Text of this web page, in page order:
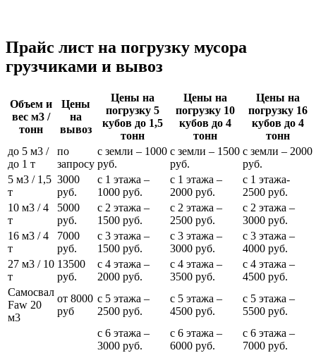
Прайс лист на погрузку мусора
грузчиками и вывоз
Объем и
вес м3 /
тонн
Цены
на
вывоз
Цены на
погрузку 5
кубов до 1,5
тонн
Цены на
погрузку 10
кубов до 4
тонн
Цены на
погрузку 16
кубов до 4
тонн
до 5 м3 /
до 1 т
по
запросу
с земли – 1000
руб.
с земли – 1500
руб.
с земли – 2000
руб.
5 м3 / 1,5
т
3000
руб.
с 1 этажа –
1000 руб.
с 1 этажа –
2000 руб.
с 1 этажа-
2500 руб.
10 м3 / 4
т
5000
руб.
с 2 этажа –
1500 руб.
с 2 этажа –
2500 руб.
с 2 этажа –
3000 руб.
16 м3 / 4
т
7000
руб.
с 3 этажа –
1500 руб.
с 3 этажа –
3000 руб.
с 3 этажа –
4000 руб.
27 м3 / 10
т
13500
руб.
с 4 этажа –
2000 руб.
с 4 этажа –
3500 руб.
с 4 этажа –
4500 руб.
Самосвал
Faw 20
м3
от 8000
руб
с 5 этажа –
2500 руб.
с 5 этажа –
4500 руб.
с 5 этажа –
5500 руб.
с 6 этажа –
3000 руб.
с 6 этажа –
6000 руб.
с 6 этажа –
7000 руб.